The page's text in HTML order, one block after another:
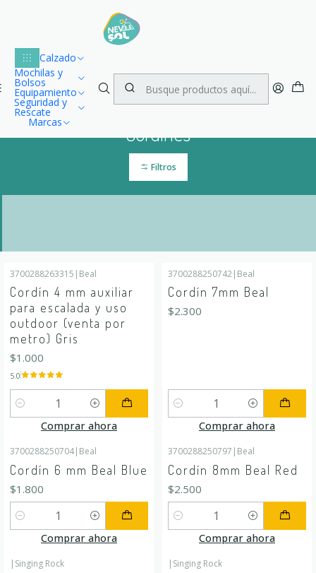
Calzado
Mochilas y
Bolsos
Equipamiento
Seguridad y
Rescate
Marcas
Envío gratuito dentro de Chile para compras desde $100.000
Cordines
Filtros
3700288263315 | Beal
Cordín 4 mm auxiliar
para escalada y uso
outdoor (venta por
metro) Gris
$1.000
5.0
Cantidad
Comprar ahora
3700288250742| Beal
Cordín 7mm Beal
$2.300
Cantidad
Comprar ahora
3700288250704| Beal
Cordín 6 mm Beal Blue
$1.800
Cantidad
Comprar ahora
3700288250797 | Beal
Cordín 8mm Beal Red
$2.500
Cantidad
Comprar ahora
| Singing Rock | Singing Rock